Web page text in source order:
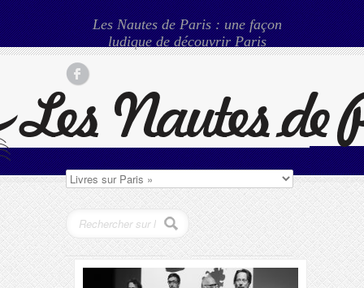
Les Nautes de Paris : une façon
ludique de découvrir Paris